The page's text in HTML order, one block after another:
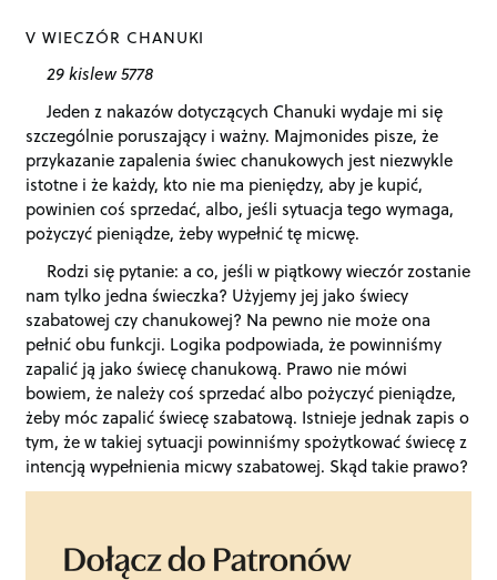
V WIECZÓR CHANUKI
29 kislew 5778
Jeden z nakazów dotyczących Chanuki wydaje mi się
szczególnie poruszający i ważny. Majmonides pisze, że
przykazanie zapalenia świec chanukowych jest niezwykle
istotne i że każdy, kto nie ma pieniędzy, aby je kupić,
powinien coś sprzedać, albo, jeśli sytuacja tego wymaga,
pożyczyć pieniądze, żeby wypełnić tę micwę.
Rodzi się pytanie: a co, jeśli w piątkowy wieczór zostanie
nam tylko jedna świeczka? Użyjemy jej jako świecy
szabatowej czy chanukowej? Na pewno nie może ona
pełnić obu funkcji. Logika podpowiada, że powinniśmy
zapalić ją jako świecę chanukową. Prawo nie mówi
bowiem, że należy coś sprzedać albo pożyczyć pieniądze,
żeby móc zapalić świecę szabatową. Istnieje jednak zapis o
tym, że w takiej sytuacji powinniśmy spożytkować świecę z
intencją wypełnienia micwy szabatowej. Skąd takie prawo?